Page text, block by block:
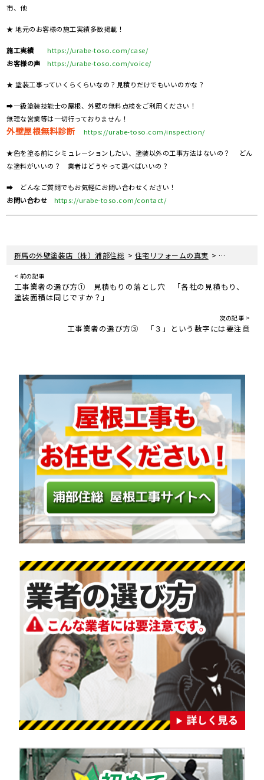
市、他
★ 地元のお客様の施工実績多数掲載！
施工実績
https://urabe-toso.com/case/
お客様の声
https://urabe-toso.com/voice/
★ 塗装工事っていくらくらいなの？見積りだけでもいいのかな？
➡一級塗装技能士の屋根、外壁の無料点検をご利用ください！
無理な営業等は一切行っておりません！
外壁屋根無料診断 https://urabe-toso.com/inspection/
★色を塗る前にシミュレーションしたい、塗装以外の工事方法はないの？ どん
な塗料がいいの？ 業者はどうやって選べばいいの？
➡ どんなご質問でもお気軽にお問い合わせください！
お問い合わせ
https://urabe-toso.com/contact/
群馬の外壁塗装店（株）浦部住総 > 住宅リフォームの真実 > 住宅リフォ
< 前の記事
工事業者の選び方① 見積もりの落とし穴 「各社の見積もり、
塗装面積は同じですか？」
次の記事 >
工事業者の選び方③ 「３」という数字には要注意